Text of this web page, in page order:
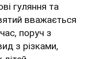
гуляння та
вважається
поруч з
з різками,